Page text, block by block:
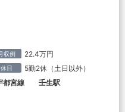
収例 22.4万円
休日 5勤2休（土日以外）
宇都宮線 壬生駅